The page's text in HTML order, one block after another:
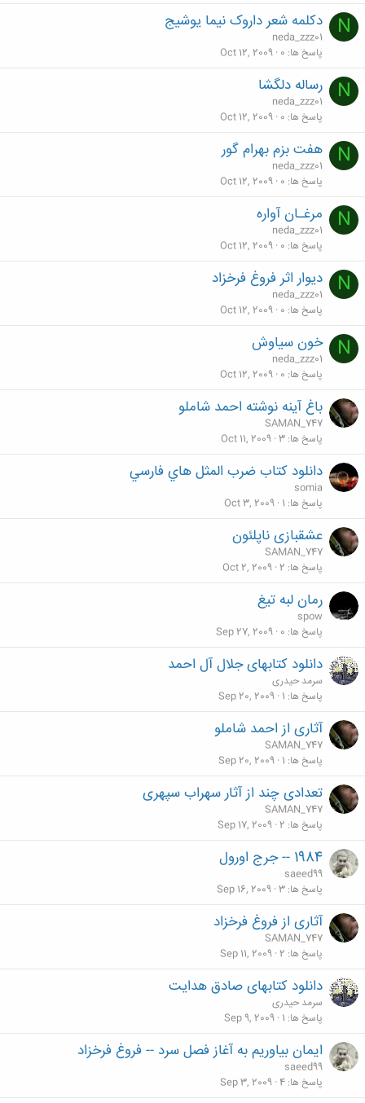
N دکلمه شعر داروک نیما یوشیج
neda_zzz01
پاسخ ها 0
Oct 12, 2009
N رساله دلگشا
neda_zzz01
پاسخ ها 0
Oct 12, 2009
N هفت بزم بهرام گور
neda_zzz01
پاسخ ها 0
Oct 12, 2009
N مرغـان آواره
neda_zzz01
پاسخ ها 0
Oct 12, 2009
N دیوار اثر فروغ فرخزاد
neda_zzz01
پاسخ ها 0
Oct 12, 2009
N خون سیاوش
neda_zzz01
پاسخ ها 0
Oct 12, 2009
باغ آینه نوشته احمد شاملو
SAMAN_747
پاسخ ها 3
Oct 11, 2009
دانلود کتاب ضرب المثل هاي فارسي
somia
پاسخ ها 1
Oct 3, 2009
عشقبازی ناپلئون
SAMAN_747
پاسخ ها 2
Oct 2, 2009
رمان لبه تیغ
spow
پاسخ ها 0
Sep 27, 2009
دانلود کتابهای جلال آل احمد
سرمد حیدری
پاسخ ها 1
Sep 20, 2009
آثاری از احمد شاملو
SAMAN_747
پاسخ ها 1
Sep 20, 2009
تعدادی چند از آثار سهراب سپهری
SAMAN_747
پاسخ ها 2
Sep 17, 2009
1984 -- جرج اورول
saeed99
پاسخ ها 3
Sep 16, 2009
آثاری از فروغ فرخزاد
SAMAN_747
پاسخ ها 2
Sep 11, 2009
دانلود کتابهای صادق هدایت
سرمد حیدری
پاسخ ها 1
Sep 9, 2009
ايمان بياوريم به آغاز فصل سرد -- فروغ فرخزاد
saeed99
پاسخ ها 4
Sep 3, 2009